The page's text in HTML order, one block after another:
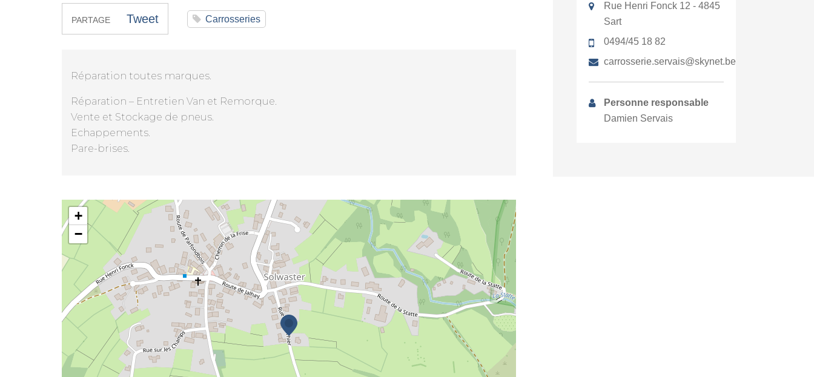
PARTAGE Tweet Carrosseries
Réparation toutes marques.
Réparation – Entretien Van et Remorque.
Vente et Stockage de pneus.
Echappements.
Pare-brises.
Mr Damien Servais
+
−
Rue Henri Fonck 12 - 4845
Sart
0494/45 18 82
carrosserie.servais@skynet.be
Personne responsable
Damien Servais